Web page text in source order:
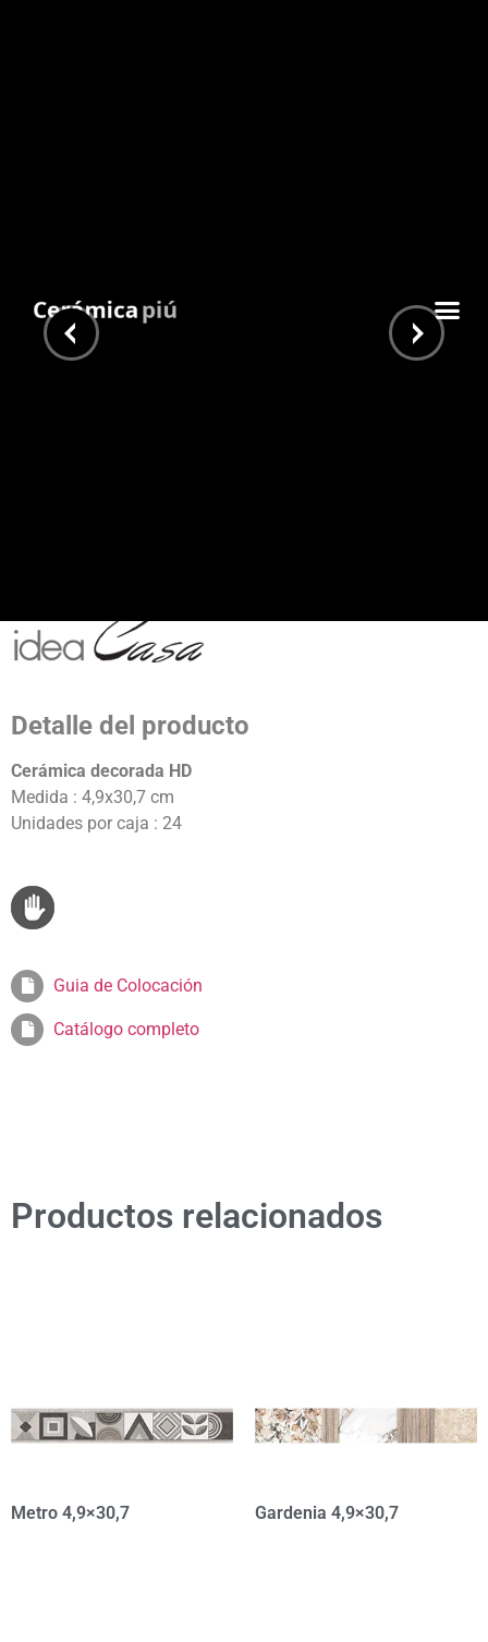
Detalle del producto
Cerámica decorada HD
Medida : 4,9x30,7 cm
Unidades por caja : 24
Guia de Colocación
Catálogo completo
Productos relacionados
Metro 4,9×30,7 Gardenia 4,9×30,7